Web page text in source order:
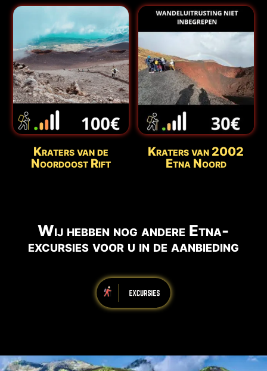
Kraters van de
Noordoost Rift
Kraters van 2002
Etna Noord
Wij hebben nog andere Etna-
excursies voor u in de aanbieding